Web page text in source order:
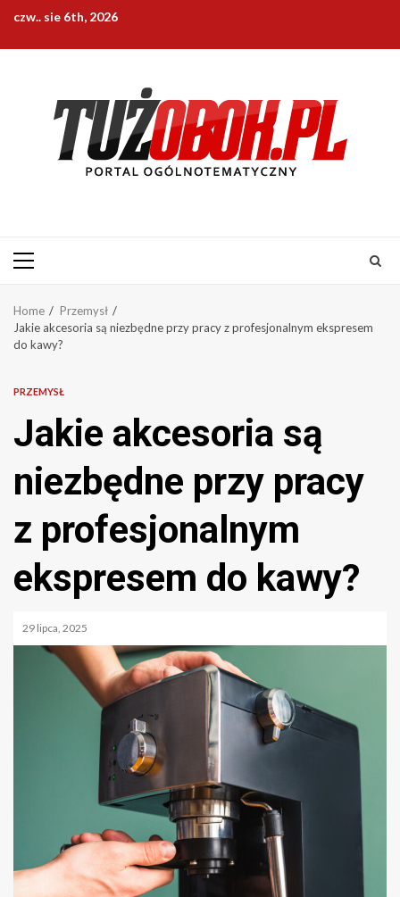
content
czw.. sie 6th, 2026
Primary
Home
Przemysł
Jakie akcesoria są niezbędne przy pracy z profesjonalnym ekspresem
do kawy?
PRZEMYSŁ
Jakie akcesoria są
niezbędne przy pracy
z profesjonalnym
ekspresem do kawy?
29 lipca, 2025